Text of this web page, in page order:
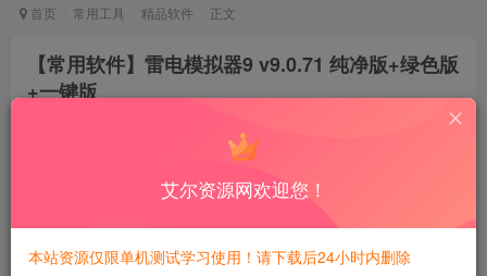
现在赞助会员享受专属折扣，详情点击此条公告。
首页 常用工具 精品软件 正文
【常用软件】雷电模拟器9 v9.0.71 纯净版+绿色版
+一键版
每日活跃最高可获得600积分！所有资源可以使用
积分免费兑换！
艾尔资源网欢迎您！
本站资源仅限单机测试学习使用！请下载后24小时内删除